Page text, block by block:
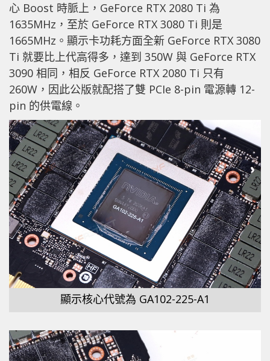
心 Boost 時脈上，GeForce RTX 2080 Ti 為
1635MHz，至於 GeForce RTX 3080 Ti 則是
1665MHz。顯示卡功耗方面全新 GeForce RTX 3080
Ti 就要比上代高得多，達到 350W 與 GeForce RTX
3090 相同，相反 GeForce RTX 2080 Ti 只有
260W，因此公版就配搭了雙 PCIe 8-pin 電源轉 12-
pin 的供電線。
顯示核心代號為 GA102-225-A1